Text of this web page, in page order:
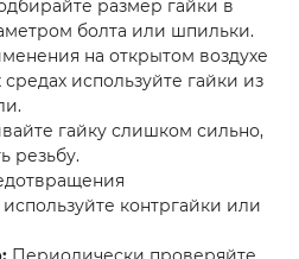
размер гайки в
болта или шпильки.
на открытом воздухе
используйте гайки из
гайку слишком сильно,
резьбу.
контргайки или